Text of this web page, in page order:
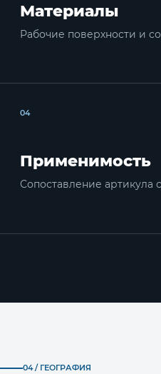
Материалы
Рабочие поверхности и
04
Применимость
Сопоставление артикула
04 / ГЕОГРАФИЯ